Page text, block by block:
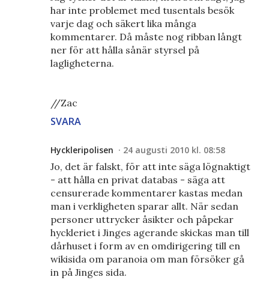
har inte problemet med tusentals besök
varje dag och säkert lika många
kommentarer. Då måste nog ribban långt
ner för att hålla sånär styrsel på
lagligheterna.
//Zac
SVARA
Hyckleripolisen 24 augusti 2010 kl. 08:58
Jo, det är falskt, för att inte säga lögnaktigt
- att hålla en privat databas - säga att
censurerade kommentarer kastas medan
man i verkligheten sparar allt. När sedan
personer uttrycker åsikter och påpekar
hyckleriet i Jinges agerande skickas man till
dårhuset i form av en omdirigering till en
wikisida om paranoia om man försöker gå
in på Jinges sida.